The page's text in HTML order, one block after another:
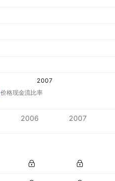
2007
价格现金流比率
2006 2007